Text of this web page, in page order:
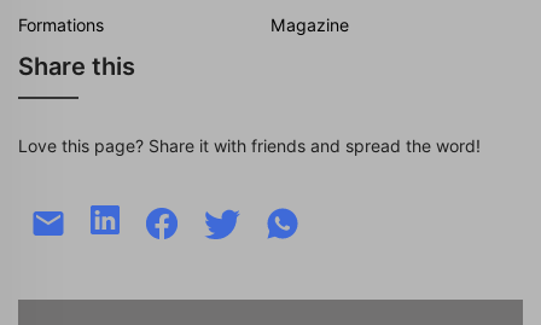
Formations
Magazine
Share this
Love this page? Share it with friends and spread the word!